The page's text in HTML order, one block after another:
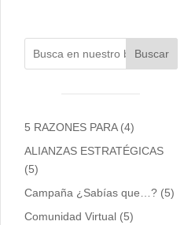
Buscar
5 RAZONES PARA(4)
ALIANZAS ESTRATÉGICAS
(5)
Campaña ¿Sabías que…? (5)
Comunidad Virtual (5)